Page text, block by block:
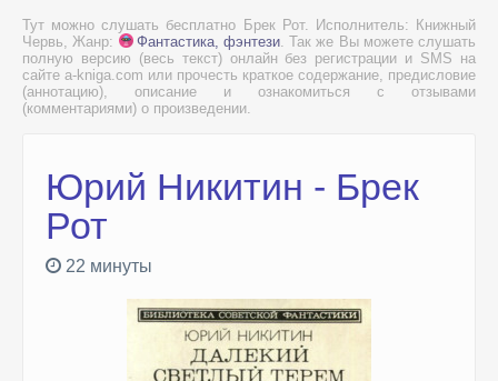
Тут можно слушать бесплатно Брек Рот. Исполнитель: Книжный
Червь, Жанр:
Фантастика, фэнтези. Так же Вы можете слушать
полную версию (весь текст) онлайн без регистрации и SMS на
сайте a-kniga.com или прочесть краткое содержание, предисловие
(аннотацию), описание и ознакомиться с отзывами
(комментариями) о произведении.
Юрий Никитин - Брек
Рот
22 минуты